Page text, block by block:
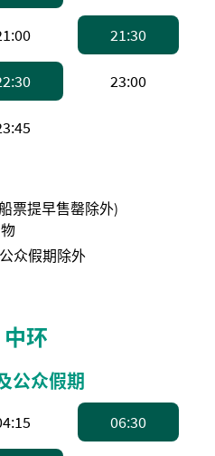
通渡轮 。备注：普通渡轮，
下午9:00，高速船
21:30下午9:30
速船下午10:30，普通渡轮 。
23:00下午
通渡轮 。备注：普通渡轮
下午11:45，高速船
票提早售罄除外)
众假期除外
中环
公众假期
船上午4:15，高速船
06:30上午6:30